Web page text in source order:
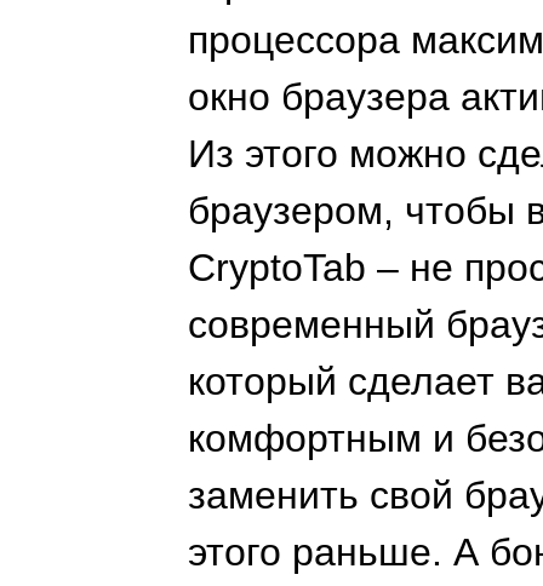
процессора
окно браузера
Из этого можно
браузером, чтобы
CryptoTab – не
современный
который сделает
комфортным и
заменить свой
этого раньше. А